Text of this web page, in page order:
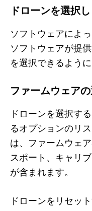
ドローンを選択
ソフトウェアによ
ソフトウェアが提
を選択できるように
ファームウェア
ドローンを選択す
るオプションのリ
は、ファームウェ
スポート、キャリ
が含まれます。
ドローンをリセッ